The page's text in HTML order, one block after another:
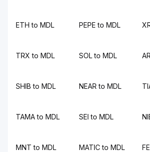
ETH to MDL PEPE to MDL
TRX to MDL SOL to MDL
SHIB to MDL NEAR to MDL
TAMA to MDL SEI to MDL
MNT to MDL MATIC to MDL